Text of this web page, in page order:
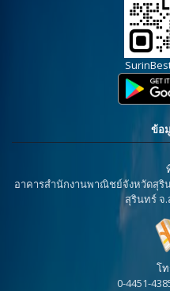
ข้อ
อาคารสำนักงานพาณิชย์จังหวัดสุริน
สุรินทร์ จ
โ
0-4451-